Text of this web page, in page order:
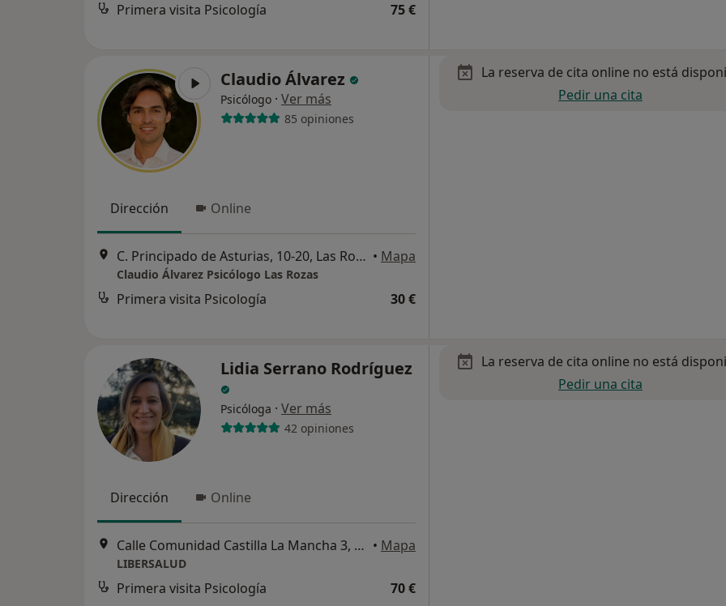
Primera visita Psicología 75 €
Claudio Álvarez
Psicólogo · Ver más
85 opiniones
Dirección Online
C. Principado de Asturias, 10-20, Las Rozas de Madrid • Mapa
Claudio Álvarez Psicólogo Las Rozas
Primera visita Psicología 30 €
La reserva de cita online no está
Pedir una cita
Lidia Serrano Rodríguez
Psicóloga · Ver más
42 opiniones
Dirección Online
Calle Comunidad Castilla La Mancha 3, 2 dcha., Las Rozas de Madrid • Mapa
LIBERSALUD
Primera visita Psicología 70 €
La reserva de cita online no está
Pedir una cita